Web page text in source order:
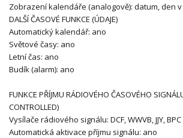
Zobrazení kalendáře (analogově): datum, den
DALŠÍ ČASOVÉ FUNKCE (ÚDAJE)
Automatický kalendář: ano
Světové časy: ano
Letní čas: ano
Budík (alarm): ano
FUNKCE PŘÍJMU RÁDIOVÉHO ČASOVÉHO
CONTROLLED)
Vysílače rádiového signálu: DCF, WWVB, JJY, BPC
Automatická aktivace příjmu signálu: ano